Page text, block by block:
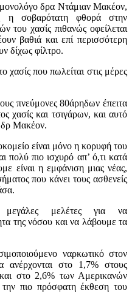
δρα Ντάμιαν Μακέον,
σοβαρότατη φθορά στην
του χασίς πιθανώς οφείλεται
βαθιά και επί περισσότερη
δίχως φίλτρο.
χασίς που πωλείται στις μέρες
πνεύμονες 80άρηδων έπειτα
χασίς και τσιγάρων, και αυτό
δρ Μακέον.
είναι μόνο η κορυφή του
πολύ πιο ισχυρό απ’ ό,τι κατά
είναι η εμφάνιση μιας νέας,
που κάνει τους ασθενείς
μεγάλες μελέτες για να
της νόσου και να λάβουμε τα
ναρκωτικό στον
στο 1,7% στους
στο 2,6% των Αμερικανών
πιο πρόσφατη έκθεση του